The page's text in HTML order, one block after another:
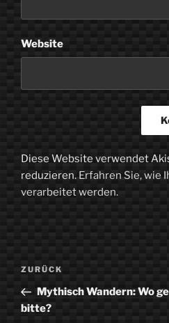
Website
Diese Website verwendet
reduzieren. Erfahren Sie, wie
verarbeitet werden.
Beitragsnavigation
Vorheriger
Beitrag
ZURÜCK
Mythisch Wandern: Wo
bitte?